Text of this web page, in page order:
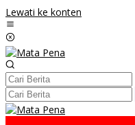
Lewati ke konten